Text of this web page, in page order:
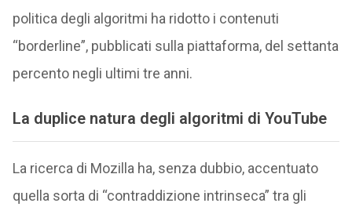
politica degli algoritmi ha ridotto i contenuti
“borderline”, pubblicati sulla piattaforma, del settanta
percento negli ultimi tre anni.
La duplice natura degli algoritmi di YouTube
La ricerca di Mozilla ha, senza dubbio, accentuato
quella sorta di “contraddizione intrinseca” tra gli